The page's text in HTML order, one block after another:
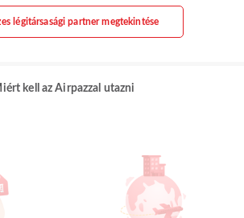
légitársasági partner megtekintése
kell az Airpazzal utazni